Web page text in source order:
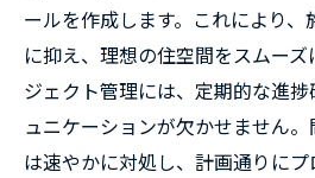
ールを作成します。これにより
に抑え、理想の住空間をスムー
ジェクト管理には、定期的な進
ュニケーションが欠かせません
は速やかに対処し、計画通りに